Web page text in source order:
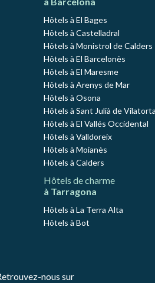
Hôtels à El Bages
Hôtels à Castelladral
Hôtels à Monistrol de Calders
Hôtels à El Barcelonès
Hôtels à El Maresme
Hôtels à Arenys de Mar
Hôtels à Osona
Hôtels à Sant Julià de Vilatorta
Hôtels à El Vallés Occidental
Hôtels à Valldoreix
Hôtels à Moianès
Hôtels à Calders
Hôtels de charme
à Tarragona
Hôtels à La Terra Alta
Hôtels à Bot
nous sur